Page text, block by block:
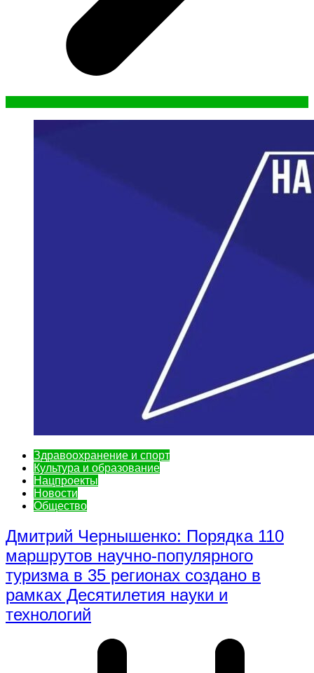
Здравоохранение и спорт
Культура и образование
Нацпроекты
Новости
Общество
Дмитрий Чернышенко: Порядка 110
маршрутов научно-популярного
туризма в 35 регионах создано в
рамках Десятилетия науки и
технологий